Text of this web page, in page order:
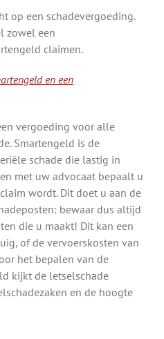
op een schadevergoeding.
zowel een
claimen.
en een
vergoeding voor alle
Smartengeld is de
schade die lastig in
met uw advocaat bepaalt u
wordt. Dit doet u aan de
bewaar dus altijd
die u maakt! Dit kan een
of de vervoerskosten van
het bepalen van de
kijkt de letselschade
en de hoogte